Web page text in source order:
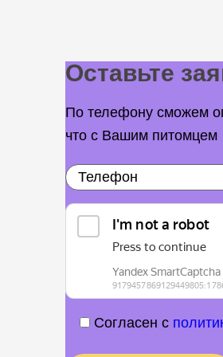
Оставьте
По телефону сможем
что с Вашим питомцем
Согласен с